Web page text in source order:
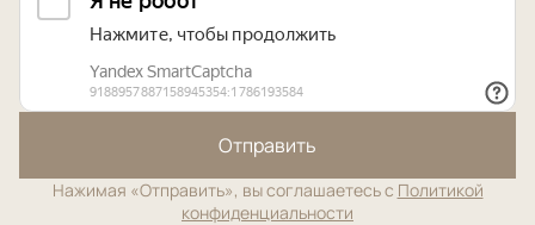
Отправить
Нажимая «Отправить», вы соглашаетесь с Политикой
конфиденциальности